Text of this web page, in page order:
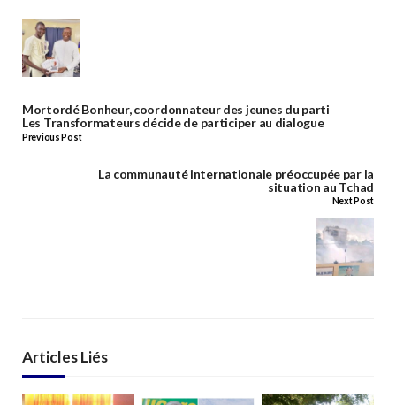
Mortordé Bonheur, coordonnateur des jeunes du parti
Les Transformateurs décide de participer au dialogue
Previous Post
La communauté internationale préoccupée par la
situation au Tchad
Next Post
Articles Liés